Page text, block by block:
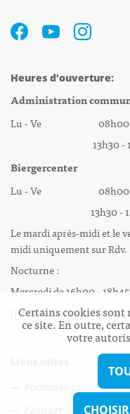
Heures d’ouverture:
Administration
Lu - Ve 08h00 -
13h30 -
Biergercenter
Lu - Ve 08h00 -
13h30 -
Le mardi après-midi et le
midi uniquement sur Rdv.
Nocturne :
Mercredi de 16h00 -
(prise de Rdv possible
Certains cookies
ce site. En outre,
votre